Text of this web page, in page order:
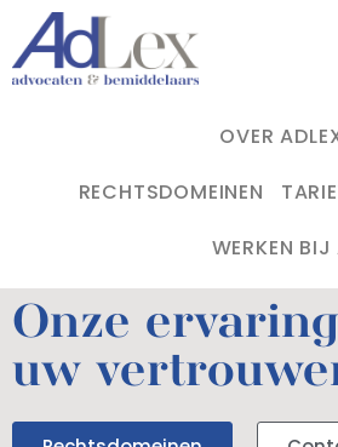
OVER
RECHTSDOMEINEN
WERKEN BIJ
Onze
uw